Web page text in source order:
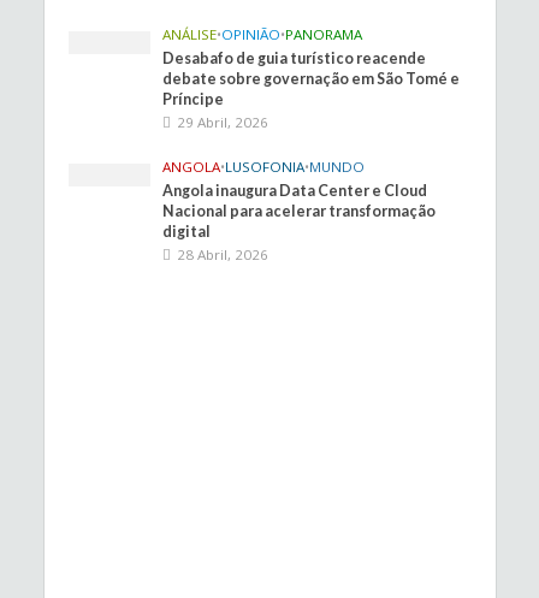
ANÁLISE•OPINIÃO•PANORAMA
Desabafo de guia turístico reacende
debate sobre governação em São Tomé e
Príncipe
29 Abril, 2026
ANGOLA•LUSOFONIA•MUNDO
Angola inaugura Data Center e Cloud
Nacional para acelerar transformação
digital
28 Abril, 2026